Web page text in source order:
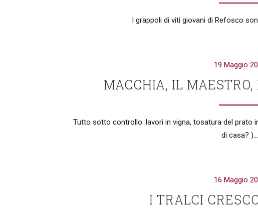
I grappoli di viti giovani di Refosco
19 Maggio
MACCHIA, IL
Tutto sotto controllo: lavori in vigna, tosatura del prato
di casa? )...
16 Maggio
I TRALCI